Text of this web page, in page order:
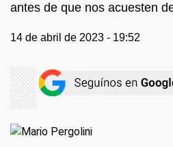
antes de que nos acuesten
14 de abril de 2023 - 19:52